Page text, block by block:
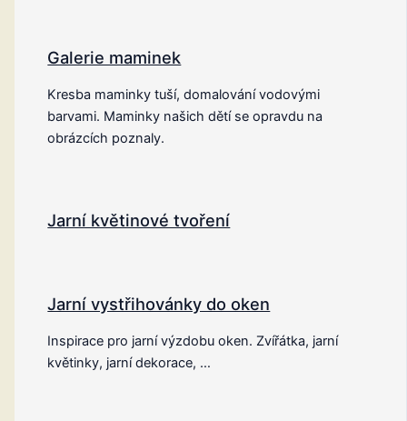
Galerie maminek
Kresba maminky tuší, domalování vodovými
barvami. Maminky našich dětí se opravdu na
obrázcích poznaly.
Jarní květinové tvoření
Jarní vystřihovánky do oken
Inspirace pro jarní výzdobu oken. Zvířátka, jarní
květinky, jarní dekorace, …